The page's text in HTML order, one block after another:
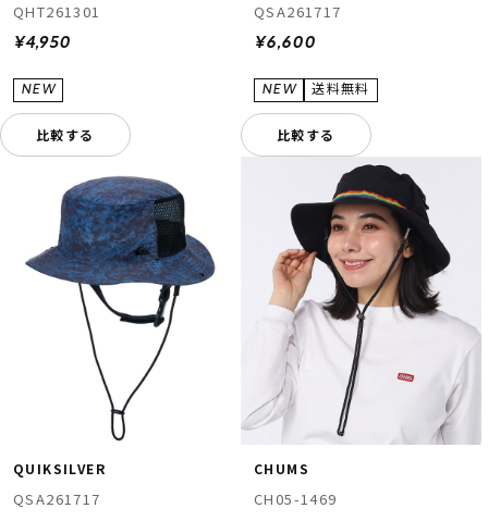
QHT261301
¥4,950
比較する
QSA261717
¥6,600
比較する
QUIKSILVER
QSA261717
CHUMS
CH05-1469